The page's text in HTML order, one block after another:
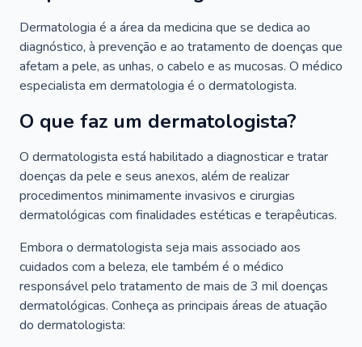
Dermatologia é a área da medicina que se dedica ao
diagnóstico, à prevenção e ao tratamento de doenças que
afetam a pele, as unhas, o cabelo e as mucosas. O médico
especialista em dermatologia é o dermatologista.
O que faz um dermatologista?
O dermatologista está habilitado a diagnosticar e tratar
doenças da pele e seus anexos, além de realizar
procedimentos minimamente invasivos e cirurgias
dermatológicas com finalidades estéticas e terapêuticas.
Embora o dermatologista seja mais associado aos
cuidados com a beleza, ele também é o médico
responsável pelo tratamento de mais de 3 mil doenças
dermatológicas. Conheça as principais áreas de atuação
do dermatologista: